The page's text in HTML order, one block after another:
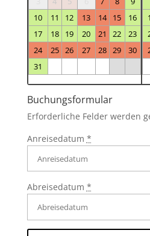
10
11 12 13 14 15
16
17
18 19 20 21 22
23
24
25 26 27 28 29
30
31
Buchungsformular
Erforderliche Felder werden
Anreisedatum *
Abreisedatum *